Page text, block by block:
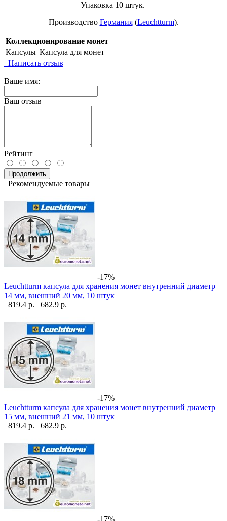
Упаковка 10 штук.
Производство Германия(Leuchtturm).
Коллекционирование монет
Капсулы Капсула для монет
Написать отзыв
Ваше имя:
Ваш отзыв
Рейтинг
Продолжить
Рекомендуемые товары
-17%
Leuchtturm капсула для хранения монет внутренний диаметр
14 мм, внешний 20 мм, 10 штук
819.4 р.
682.9 р.
-17%
Leuchtturm капсула для хранения монет внутренний диаметр
15 мм, внешний 21 мм, 10 штук
819.4 р.
682.9 р.